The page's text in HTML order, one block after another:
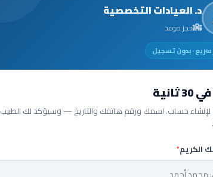
د. العيادات التخصصية
حجز موعد
سريع · بدون تسجيل
ثانية
لإنشاء حساب. اسمك ورقم هاتفك والتاريخ — وسيؤكد لك الطبيب
الكريم*